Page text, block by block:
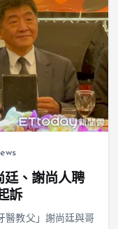
廷、謝尚人聘
訴
醫教父」謝尚廷與哥